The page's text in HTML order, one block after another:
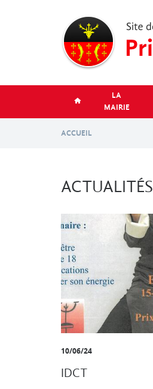
LA
MAIRIE
ACCUEIL
ACTUALITÉS
10/06/24
IDCT